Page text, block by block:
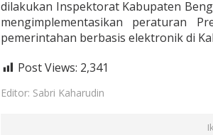
a
s
i
P
m
dilakukan Inspektorat Kabupaten
mengimplementasikan peraturan
pemerintahan berbasis elektronik di
Post Views: 2,341
Editor: Sabri Kaharudin